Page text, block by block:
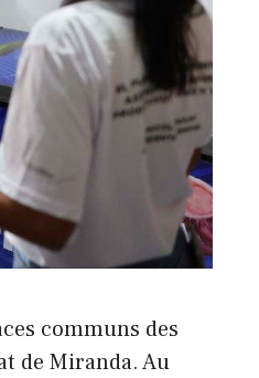
communs des
de Miranda. Au